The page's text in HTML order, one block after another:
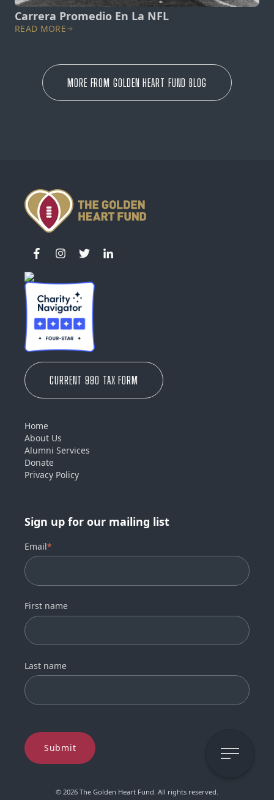
Open
Carrera Promedio En La NFL
READ MORE
MORE FROM GOLDEN HEART FUND BLOG
CURRENT 990 TAX FORM
Home
About Us
Alumni Services
Donate
Privacy Policy
Sign up for our mailing list
Email*
First name
Last name
© 2026 The Golden Heart Fund. All rights reserved.